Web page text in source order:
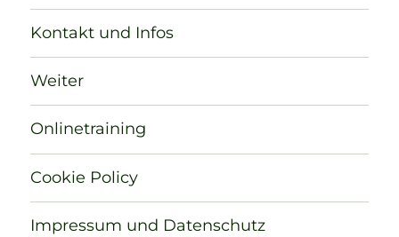
Kontakt und Infos
Weiter
Onlinetraining
Cookie Policy
Impressum und Datenschutz